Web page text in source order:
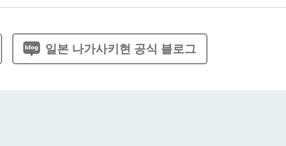
일본 나가사키현 공식 블로그